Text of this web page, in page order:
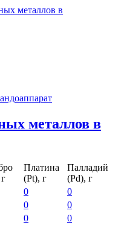
металлов в
металлов в
Платина
(Pt), г
Палладий
(Pd), г
0
0
0
0
0
0